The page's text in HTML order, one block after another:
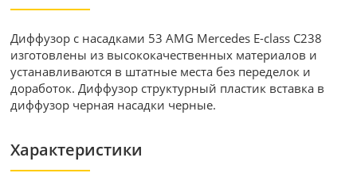
Диффузор с насадками 53 AMG Mercedes E-class C238
изготовлены из высококачественных материалов и
устанавливаются в штатные места без переделок и
доработок. Диффузор структурный пластик вставка в
диффузор черная насадки черные.
Характеристики